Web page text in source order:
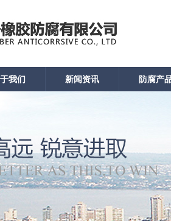
我们 新闻资讯 防腐产